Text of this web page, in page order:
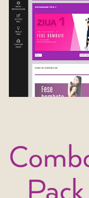
Pack